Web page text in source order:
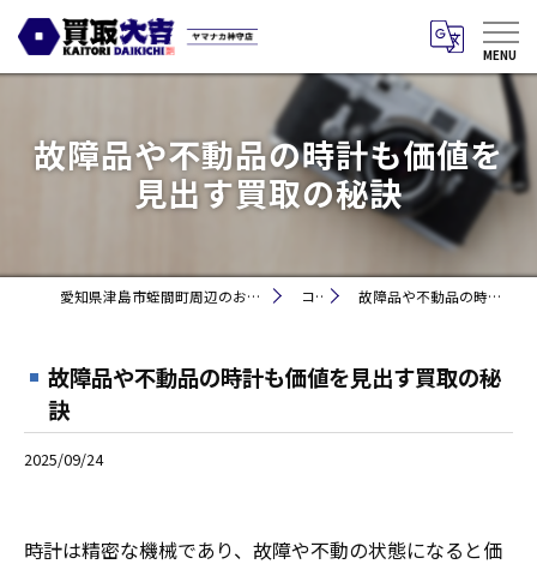
故障品や不動品の時計も価値を
見出す買取の秘訣
愛知県津島市蛭間町周辺のお買取りなら買取大吉 ヤマナカ神守店 コラム 故障品や不動品の時計も価値を見出す買取の秘訣
故障品や不動品の時計も価値を見出す買取の秘
訣
2025/09/24
時計は精密な機械であり、故障や不動の状態になると価